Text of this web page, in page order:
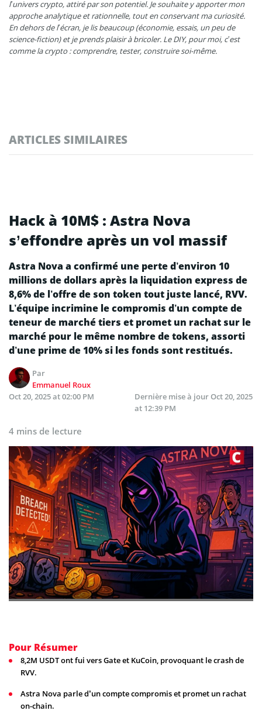
l’univers crypto, attiré par son potentiel. Je souhaite y apporter mon
approche analytique et rationnelle, tout en conservant ma curiosité.
En dehors de l’écran, je lis beaucoup (économie, essais, un peu de
science-fiction) et je prends plaisir à bricoler. Le DIY, pour moi, c’est
comme la crypto : comprendre, tester, construire soi-même.
ARTICLES SIMILAIRES
Hack à 10M$ : Astra Nova
s’effondre après un vol massif
Astra Nova a confirmé une perte d’environ 10
millions de dollars après la liquidation express de
8,6% de l’offre de son token tout juste lancé, RVV.
L’équipe incrimine le compromis d’un compte de
teneur de marché tiers et promet un rachat sur le
marché pour le même nombre de tokens, assorti
d’une prime de 10% si les fonds sont restitués.
Par
Emmanuel Roux
Oct 20, 2025 at 02:00 PM
Dernière mise à jourOct 20, 2025
at 12:39 PM
4 mins de lecture
Pour Résumer
8,2M USDT ont fui vers Gate et KuCoin, provoquant le crash de
RVV.
Astra Nova parle d’un compte compromis et promet un rachat
on-chain.